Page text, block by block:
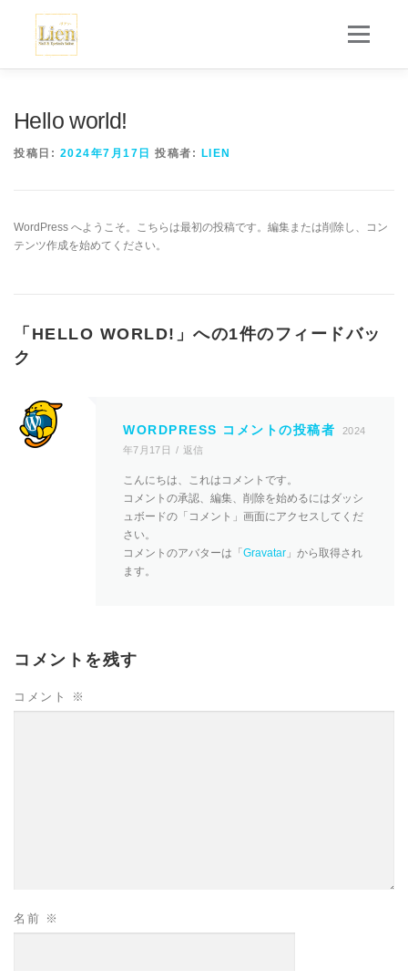
メニュー
スタッフ紹介
Hello world!
投稿日: 2024年7月17日 投稿者: LIEN
WordPress へようこそ。こちらは最初の投稿です。編集または削除し、コン
テンツ作成を始めてください。
「 HELLO WORLD! 」への1件のフィードバッ
ク
WORDPRESS コメントの投稿者
2024
年7月17日
返信
こんにちは、これはコメントです。
コメントの承認、編集、削除を始めるにはダッシ
ュボードの「コメント」画面にアクセスしてくだ
さい。
コメントのアバターは「 Gravatar 」から取得され
ます。
コメントを残す
コメント ※
名前 ※